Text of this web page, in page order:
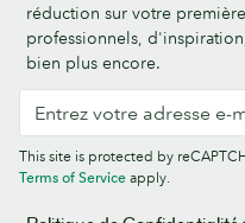
réduction sur votre
professionnels,
bien plus encore.
This site is protected by
Terms of Service apply.
Aide/Liens utiles
Terms & Conditions
© MOO Inc., 25